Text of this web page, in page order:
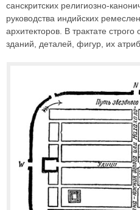
санскритских религиозно-
руководства индийских
архитекторов. В трактате
зданий, деталей, фигур, их